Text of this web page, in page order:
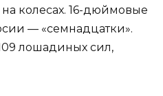
колесах. 16-дюймовые
— «семнадцатки».
лошадиных сил,